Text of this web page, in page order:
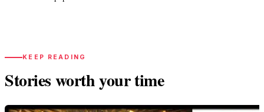
KEEP READING
Stories worth your time